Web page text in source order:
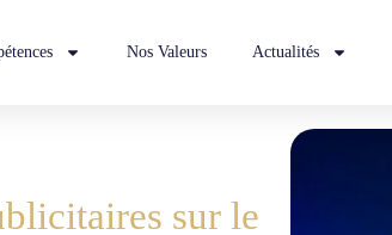
Nos Valeurs Actualités
sur le